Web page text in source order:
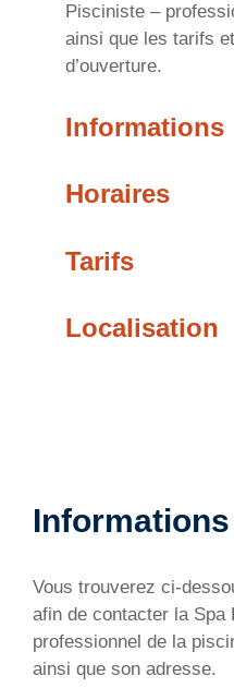
Pisciniste –
ainsi que les tarifs
d’ouverture.
Informations
Horaires
Tarifs
Localisation
Informations
Vous trouverez ci-
afin de contacter la Spa
professionnel de la
ainsi que son adresse.